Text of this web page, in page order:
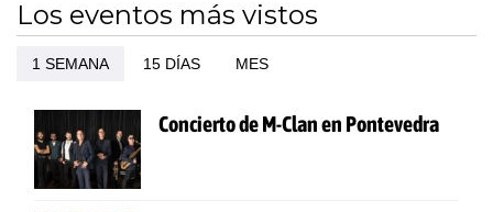
Los eventos más vistos
1 SEMANA 15 DÍAS MES
Concierto de M-Clan en Pontevedra